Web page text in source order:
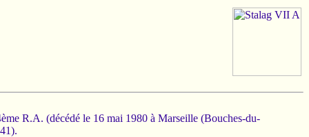
R.A. (décédé le 16 mai 1980 à Marseille (Bouches-du-